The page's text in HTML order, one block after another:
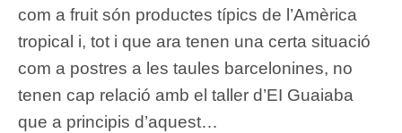
com a fruit són productes típics de l’Amèrica
tropical i, tot i que ara tenen una certa situació
com a postres a les taules barcelonines, no
tenen cap relació amb el taller d’EI Guaiaba
que a principis d’aquest…